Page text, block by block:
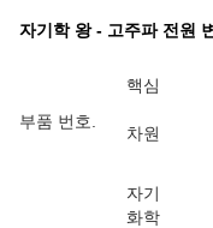
자기학 왕 - 고주파 전원
부품 번호.
핵심
차원
자기
화학